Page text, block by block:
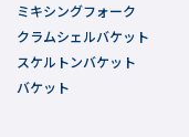
ミキシングフォーク
クラムシェルバケット
スケルトンバケット
バケット